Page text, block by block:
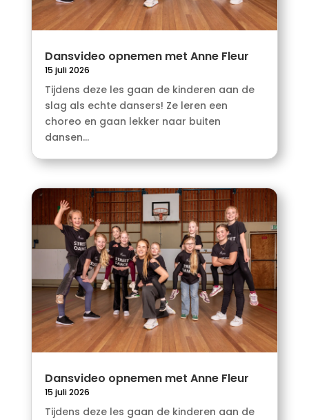
Dansvideo opnemen met Anne Fleur
15 juli 2026
Tijdens deze les gaan de kinderen aan de
slag als echte dansers! Ze leren een
choreo en gaan lekker naar buiten
dansen...
Dansvideo opnemen met Anne Fleur
15 juli 2026
Tijdens deze les gaan de kinderen aan de